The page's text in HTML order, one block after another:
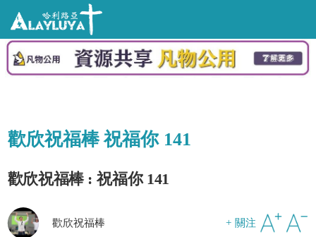
歡欣祝福棒 祝福你 141
歡欣祝福棒 : 祝福你 141
+ 關注
歡欣祝福棒